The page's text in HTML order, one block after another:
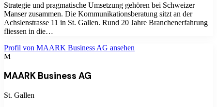
Strategie und pragmatische Umsetzung gehören bei Schweizer
Manser zusammen. Die Kommunikationsberatung sitzt an der
Achslenstrasse 11 in St. Gallen. Rund 20 Jahre Branchenerfahrung
fliessen in die…
Profil von MAARK Business AG ansehen
M
MAARK Business AG
St. Gallen